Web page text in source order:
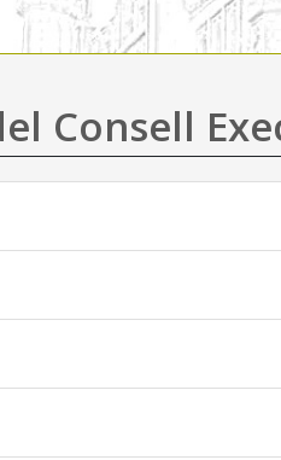
Consell